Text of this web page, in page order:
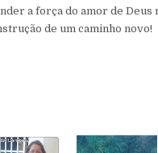
a força do amor de Deus
de um caminho novo!